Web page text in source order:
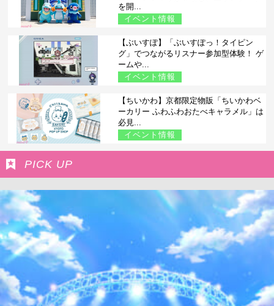
を開...
イベント情報
【ぶいすぽ】「ぶいすぽっ！タイピン
グ」でつながるリスナー参加型体験！ ゲ
ームや...
イベント情報
【ちいかわ】京都限定物販「ちいかわベ
ーカリー ふわふわおたべキャラメル」は
必見...
イベント情報
PICK UP